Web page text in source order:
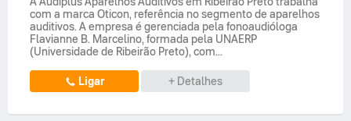
com a marca Oticon, referência no segmento de aparelhos
auditivos. A empresa é gerenciada pela fonoaudióloga
Flavianne B. Marcelino, formada pela UNAERP
(Universidade de Ribeirão Preto), com...
Ligar + Detalhes